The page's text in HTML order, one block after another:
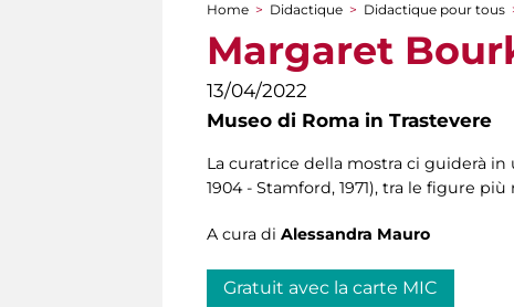
You are here
Home > Didactique > Didactique pour tous
Margaret
13/04/2022
Museo di Roma in Trastevere
La curatrice della mostra ci guiderà
1904 - Stamford, 1971), tra le figure
A cura di Alessandra Mauro
Gratuit avec la carte MIC